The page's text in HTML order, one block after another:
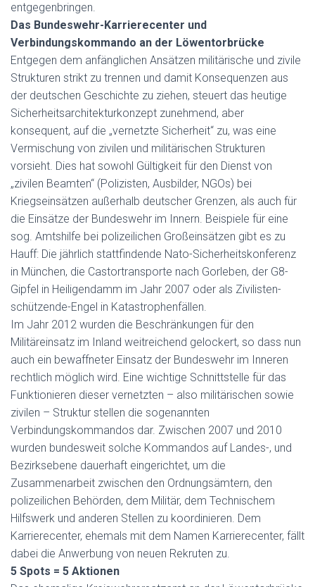
entgegenbringen.
Das Bundeswehr-Karrierecenter und
Verbindungskommando an der Löwentorbrücke
Entgegen dem anfänglichen Ansätzen militärische und zivile
Strukturen strikt zu trennen und damit Konsequenzen aus
der deutschen Geschichte zu ziehen, steuert das heutige
Sicherheitsarchitekturkonzept zunehmend, aber
konsequent, auf die „vernetzte Sicherheit“ zu, was eine
Vermischung von zivilen und militärischen Strukturen
vorsieht. Dies hat sowohl Gültigkeit für den Dienst von
„zivilen Beamten“ (Polizisten, Ausbilder, NGOs) bei
Kriegseinsätzen außerhalb deutscher Grenzen, als auch für
die Einsätze der Bundeswehr im Innern. Beispiele für eine
sog. Amtshilfe bei polizeilichen Großeinsätzen gibt es zu
Hauff: Die jährlich stattfindende Nato-Sicherheitskonferenz
in München, die Castortransporte nach Gorleben, der G8-
Gipfel in Heiligendamm im Jahr 2007 oder als Zivilisten-
schützende-Engel in Katastrophenfällen.
Im Jahr 2012 wurden die Beschränkungen für den
Militäreinsatz im Inland weitreichend gelockert, so dass nun
auch ein bewaffneter Einsatz der Bundeswehr im Inneren
rechtlich möglich wird. Eine wichtige Schnittstelle für das
Funktionieren dieser vernetzten – also militärischen sowie
zivilen – Struktur stellen die sogenannten
Verbindungskommandos dar. Zwischen 2007 und 2010
wurden bundesweit solche Kommandos auf Landes-, und
Bezirksebene dauerhaft eingerichtet, um die
Zusammenarbeit zwischen den Ordnungsämtern, den
polizeilichen Behörden, dem Militär, dem Technischem
Hilfswerk und anderen Stellen zu koordinieren. Dem
Karrierecenter, ehemals mit dem Namen Karrierecenter, fällt
dabei die Anwerbung von neuen Rekruten zu.
5 Spots = 5 Aktionen